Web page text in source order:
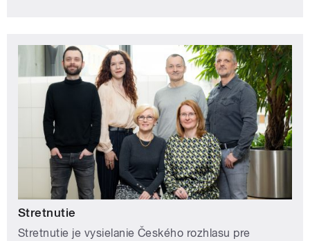
Stretnutie
Stretnutie je vysielanie Českého rozhlasu pre